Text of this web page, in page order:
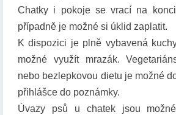
Chatky i pokoje se vrací na
případně je možné si úklid zaplatit.
K dispozici je plně vybavená
možné využít mrazák.
nebo bezlepkovou dietu je možné
přihlášce do poznámky.
Úvazy psů u chatek jsou